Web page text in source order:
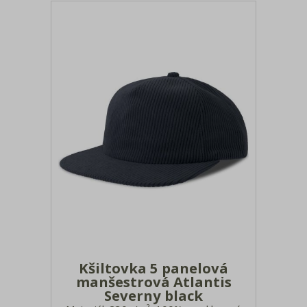
Kšiltovka 5 panelová
manšestrová Atlantis
Severny black